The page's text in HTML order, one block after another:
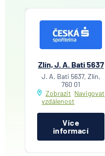
Zlín, J. A. Bati 5637
J. A. Bati 5637, Zlín,
760 01
Zobrazit
vzdálenost
Navigovat
Více
informací